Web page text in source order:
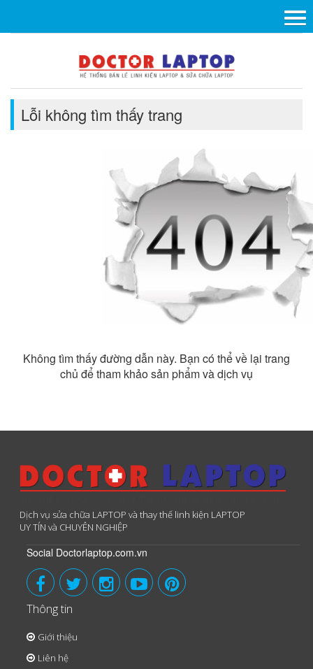
Lỗi không tìm thấy trang
Không tìm thấy đường dẫn này. Bạn có thể về lại trang
chủ để tham khảo sản phẩm và dịch vụ
Dịch vụ sửa chữa LAPTOP và thay thế linh kiện LAPTOP
UY TÍN và CHUYÊN NGHIỆP
Social Doctorlaptop.com.vn
Thông tin
Giới thiệu
Liên hệ